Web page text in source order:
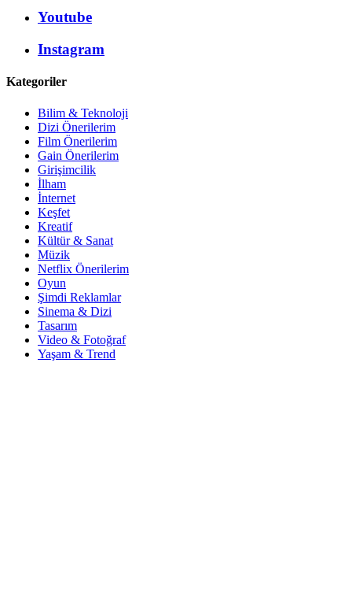
Youtube
Instagram
Kategoriler
Bilim & Teknoloji
Dizi Önerilerim
Film Önerilerim
Gain Önerilerim
Girişimcilik
İlham
İnternet
Keşfet
Kreatif
Kültür & Sanat
Müzik
Netflix Önerilerim
Oyun
Şimdi Reklamlar
Sinema & Dizi
Tasarım
Video & Fotoğraf
Yaşam & Trend